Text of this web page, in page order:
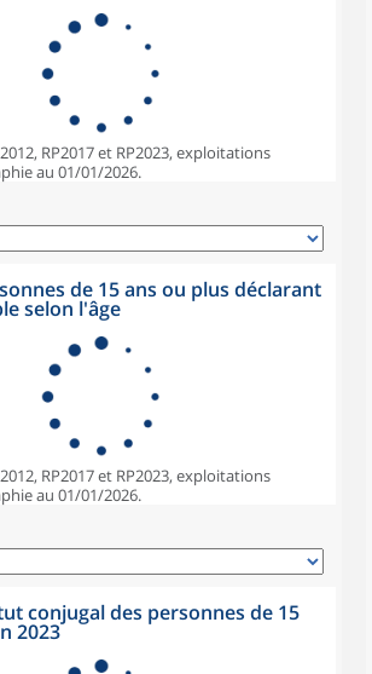
RP2017 et RP2023, exploitations
au 01/01/2026.
de 15 ans ou plus déclarant
selon l'âge
RP2017 et RP2023, exploitations
au 01/01/2026.
conjugal des personnes de 15
2023